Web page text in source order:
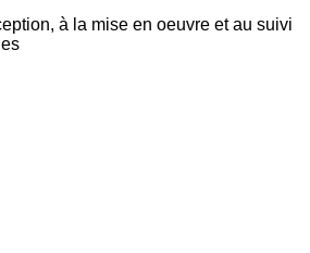
à la mise en oeuvre et au suivi